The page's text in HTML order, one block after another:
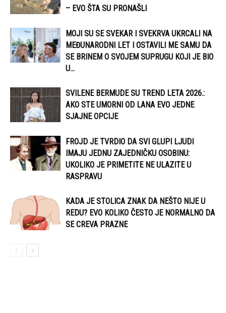
– EVO ŠTA SU PRONAŠLI
MOJI SU SE SVEKAR I SVEKRVA UKRCALI NA
MEĐUNARODNI LET I OSTAVILI ME SAMU DA
SE BRINEM O SVOJEM SUPRUGU KOJI JE BIO
U...
SVILENE BERMUDE SU TREND LETA 2026.:
AKO STE UMORNI OD LANA EVO JEDNE
SJAJNE OPCIJE
FROJD JE TVRDIO DA SVI GLUPI LJUDI
IMAJU JEDNU ZAJEDNIČKU OSOBINU:
UKOLIKO JE PRIMETITE NE ULAZITE U
RASPRAVU
KADA JE STOLICA ZNAK DA NEŠTO NIJE U
REDU? EVO KOLIKO ČESTO JE NORMALNO DA
SE CREVA PRAZNE